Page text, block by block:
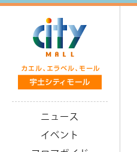
ニュース
イベント